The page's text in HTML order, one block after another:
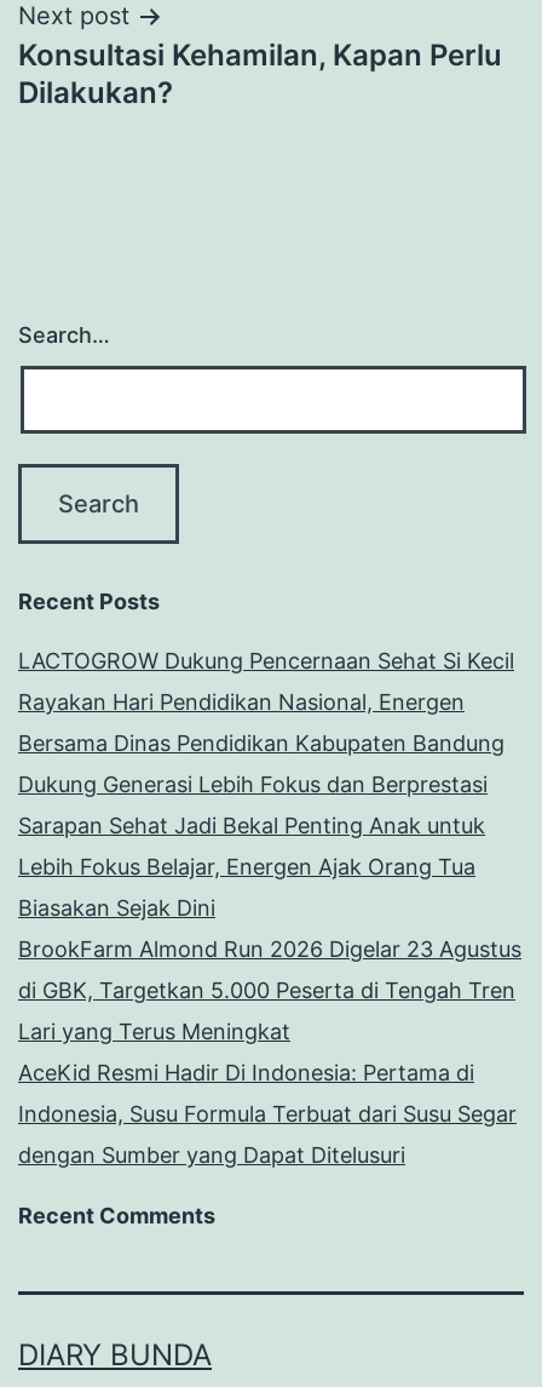
Next post
Konsultasi Kehamilan, Kapan Perlu
Dilakukan?
Search…
Recent Posts
LACTOGROW Dukung Pencernaan Sehat Si Kecil
Rayakan Hari Pendidikan Nasional, Energen
Bersama Dinas Pendidikan Kabupaten Bandung
Dukung Generasi Lebih Fokus dan Berprestasi
Sarapan Sehat Jadi Bekal Penting Anak untuk
Lebih Fokus Belajar, Energen Ajak Orang Tua
Biasakan Sejak Dini
BrookFarm Almond Run 2026 Digelar 23 Agustus
di GBK, Targetkan 5.000 Peserta di Tengah Tren
Lari yang Terus Meningkat
AceKid Resmi Hadir Di Indonesia: Pertama di
Indonesia, Susu Formula Terbuat dari Susu Segar
dengan Sumber yang Dapat Ditelusuri
Recent Comments
DIARY BUNDA